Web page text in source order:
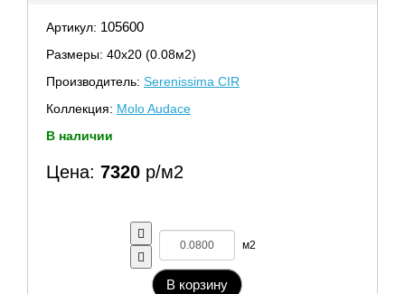
Артикул: 105600
Размеры: 40х20 (0.08м2)
Производитель: Serenissima CIR
Коллекция: Molo Audace
В наличии
Цена: 7320 р/м2
м2
В корзину